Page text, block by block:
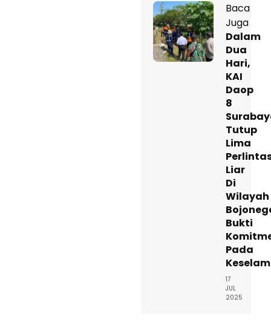
Baca
Juga
Dalam
Dua
Hari,
KAI
Daop
8
Tutup
Lima
Liar
Di
Wilayah
Bukti
Pada
17
JUL
2025